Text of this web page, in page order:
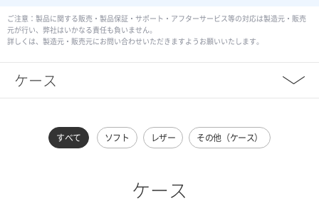
ご注意：製品に関する販売・製品保証・サポート・アフターサービス等の対応は製造元・販売
元が行い、弊社はいかなる責任も負いません。
詳しくは、製造元・販売元にお問い合わせいただきますようお願いいたします。
ケース
すべて ソフト レザー その他（ケース）
ケース